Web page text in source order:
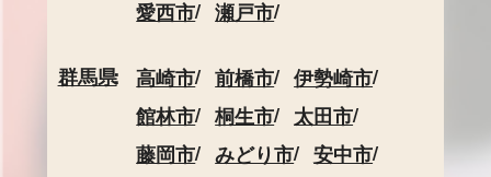
愛西市
瀬戸市
群馬県 高崎市 前橋市
伊勢崎市
館林市
桐生市
太田市
藤岡市
みどり市
安中市